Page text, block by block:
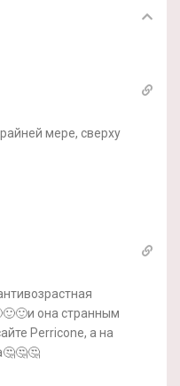
мере, сверху
она странным
Perricone, а на